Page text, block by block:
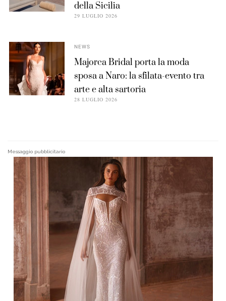
della Sicilia
29 LUGLIO 2026
NEWS
Majorca Bridal porta la moda
sposa a Naro: la sfilata-evento tra
arte e alta sartoria
28 LUGLIO 2026
Messaggio pubblicitario